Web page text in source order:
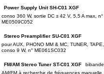
Power Supply Unit SH-C01 XGF
conso 360 W, sortie DC ± 42 V, 5,5 A max, n°
ME0509C052
Stereo Preamplifier SU-C01 XGF
pour AUX, PHONO MM & MC, TUNER, TAPE,
conso 9 W, n° ME061SC032
FM/AM Stereo Tuner ST-C01 XGF
bibande
AM/FM à recherche de fréquences manuelle,